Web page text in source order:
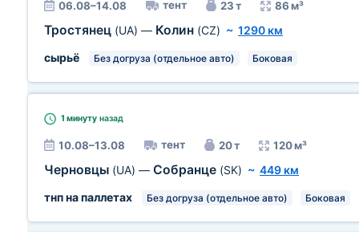
06.08–14.08 тент 23 т 86 м³
Тростянец (UA) — Колин (CZ) ~ 1290 км
сырьё
Без догруза (отдельное авто) Боковая
1 минуту назад
10.08–13.08 тент 20 т 120 м³
Черновцы (UA) — Собранце (SK) ~ 449 км
тнп на паллетах
Без догруза (отдельное авто) Боковая